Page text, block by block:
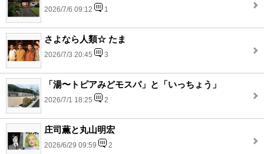
2026/7/6 09:12 1
さよなら人類☆ たま
2026/7/3 20:45 3
「湯〜トピアみどモスパ」と「いっちょう」
2026/7/1 18:25 2
庄司薫と丸山明宏
2026/6/29 09:59 2